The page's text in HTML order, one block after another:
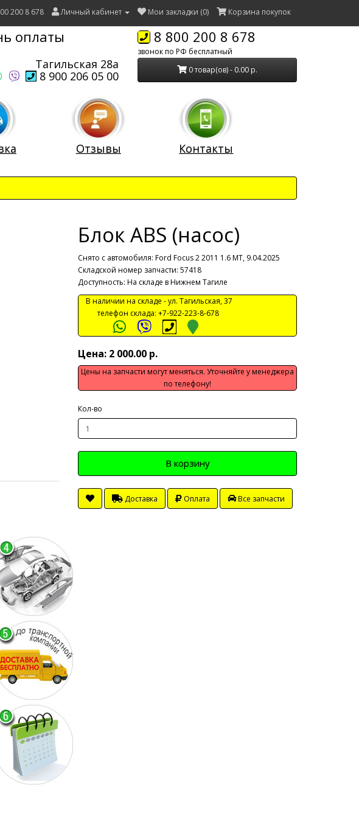
200 8 678 Личный кабинет Мои закладки (0) Корзина покупок
оплаты
Тагильская 28а
8 900 206 05 00
8 800 200 8 678
звонок по РФ бесплатный
0 товар(ов) - 0.00 р.
Отзывы Контакты
Блок ABS (насос)
Снято с автомобиля: Ford Focus 2 2011 1.6 МТ, 9.04.2025
Складской номер запчасти: 57418
Доступность: На складе в Нижнем Тагиле
В наличии на складе -ул. Тагильская, 37
телефон склада: +7-922-223-8-678
Цена: 2 000.00 р.
Цены на запчасти могут меняться. Уточняйте у менеджера
по телефону!
Кол-во
В корзину
Доставка Оплата Все запчасти